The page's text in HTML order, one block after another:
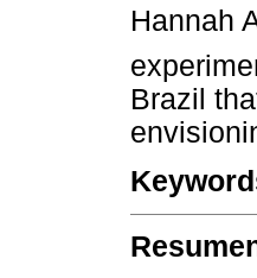
Hannah
Brazil